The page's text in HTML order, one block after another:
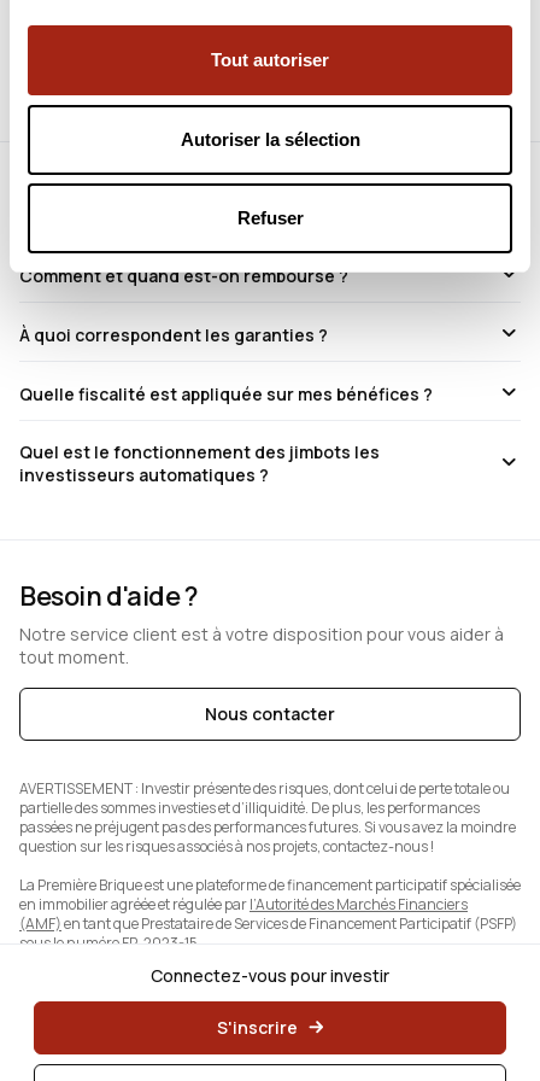
Tout autoriser
Autoriser la sélection
Refuser
Identifiez-vous pour consulter toutes les informations du
Foire aux questions
Comment et quand est-on remboursé ?
À quoi correspondent les garanties ?
Quelle fiscalité est appliquée sur mes bénéfices ?
Quel est le fonctionnement des jimbots les
investisseurs automatiques ?
Besoin d'aide ?
Notre service client est à votre disposition pour vous aider à
tout moment.
Nous contacter
AVERTISSEMENT : Investir présente des risques, dont celui de perte totale ou
partielle des sommes investies et d’illiquidité. De plus, les performances
passées ne préjugent pas des performances futures. Si vous avez la moindre
question sur les risques associés à nos projets, contactez-nous !
La Première Brique est une plateforme de financement participatif spécialisée
en immobilier agréée et régulée parl’Autorité des Marchés Financiers
(AMF)en tant que Prestataire de Services de Financement Participatif (PSFP)
sous le numéro FP-2023-15.
Connectez-vous pour investir
S'inscrire